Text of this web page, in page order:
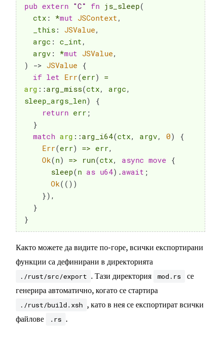
pub extern "C" fn js_sleep(
  ctx
: *mut JSContext ,
  _this
: JSValue,
  argc
: c_int ,
  argv
: *mut JSValue,
)
-> JSValue {
if let Err(err)
=
arg ::arg_miss(ctx, argc,
sleep_args_len)
{
return err ;
}
match arg ::arg_i64(ctx, argv, 0)
{
Err(err) => err,
Ok(n) => run(ctx, async move {
sleep(n as u64) .await ;
Ok( ( ) )
}) ,
}
}
Както можете да видите по-горе, всички експортирани
функции са дефинирани в директорията
./rust/src/export . Тази директория mod.rs
се
генерира автоматично, когато се стартира
./rust/build.xsh , като в нея се експортират всички
файлове
.rs .